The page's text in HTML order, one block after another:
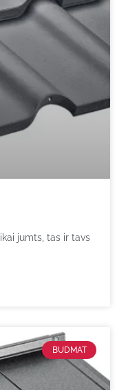
jumts, tas ir tavs
BUDMAT